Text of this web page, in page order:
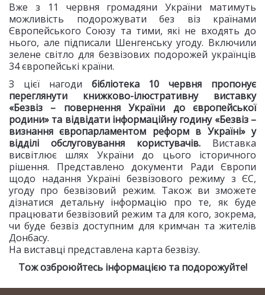
Вже з 11 червня громадяни України матимуть
можливість подорожувати без віз країнами
Європейського Союзу та тими, які не входять до
нього, але підписали Шенгенську угоду. Включили
зелене світло для безвізових подорожей українців
34 європейські країни.
З цієї нагоди бібліотека 10 червня пропонує
переглянути книжково-ілюстративну виставку
«Безвіз – повернення України до європейської
родини» та відвідати інформаційну годину «Безвіз –
визнання європарламентом реформ в Україні» у
відділі обслуговування користувачів. Виставка
висвітлює шлях України до цього історичного
рішення. Представлено документи Ради Європи
щодо надання Україні безвізового режиму з ЄС,
угоду про безвізовий режим. Також ви зможете
дізнатися детальну інформацію про те, як буде
працювати безвізовий режим та для кого, зокрема,
чи буде безвіз доступним для кримчан та жителів
Донбасу.
На виставці представлена карта безвізу.
Тож озброюйтесь інформацією та подорожуйте!